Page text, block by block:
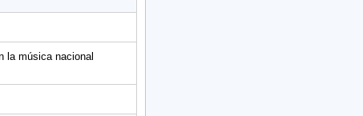
la música nacional